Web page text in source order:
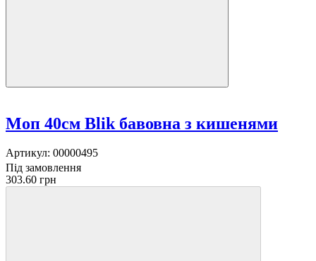
Моп 40см Blik бавовна з кишенями
Артикул: 00000495
Під замовлення
303.60 грн